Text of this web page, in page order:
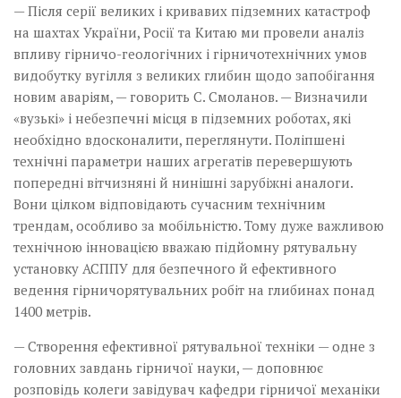
— Після серії великих і кривавих підземних катастроф
на шахтах України, Росії та Китаю ми провели аналіз
впливу гірничо-геологічних і гірничотехнічних умов
видобутку вугілля з великих глибин щодо запобігання
новим аваріям, — говорить С. Смоланов. — Визначили
«вузькі» і небезпечні місця в підземних роботах, які
необхідно­ вдосконалити, переглянути.­ Поліпшені
технічні параметри наших агрегатів перевершують
попе­редні вітчизняні й нинішні зарубіжні аналоги.
Вони цілком відповідають сучасним технічним
трендам, особливо за мобільністю. Тому дуже важливою
технічною інновацією вважаю підйомну рятувальну
установку АСППУ для безпечного й ефективного
ведення гірничорятувальних робіт на глибинах понад
1400 метрів.
— Створення ефективної ря­тувальної техніки — одне з
голов­них завдань гірничої науки, — доповнює
розповідь колеги завідувач кафедри гірничої механіки